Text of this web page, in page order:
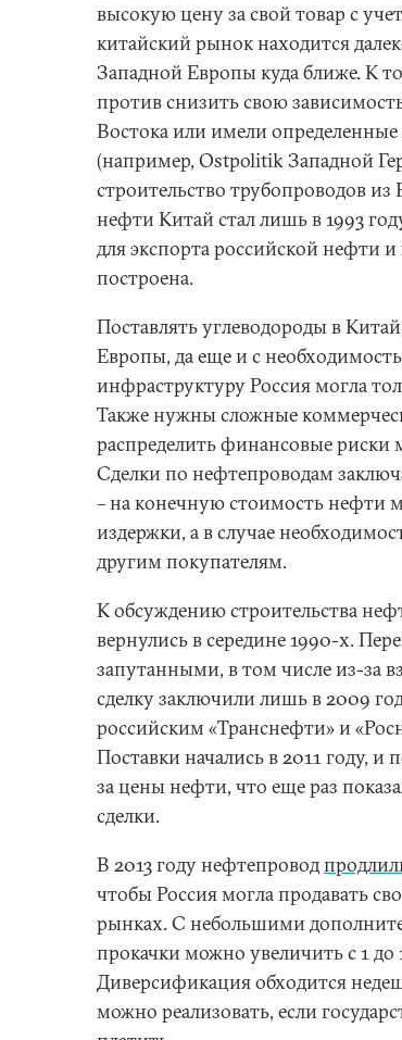
высокую цену за свой товар с
китайский рынок находится
Западной Европы куда ближе. К
против снизить свою
Востока или имели
(например, Ostpolitik Западной
строительство трубопроводов
нефти Китай стал лишь в 1993
для экспорта российской нефти
построена.
Поставлять углеводороды в
Европы, да еще и с
инфраструктуру Россия могла
Также нужны сложные
распределить финансовые
Сделки по нефтепроводам
– на конечную стоимость нефти
издержки, а в случае
другим покупателям.
К обсуждению строительства
вернулись в середине 1990-х.
запутанными, в том числе из-за
сделку заключили лишь в 2009
российским «Транснефти» и
Поставки начались в 2011 году, и
за цены нефти, что еще раз
сделки.
В 2013 году нефтепровод
чтобы Россия могла продавать
рынках. С небольшими
прокачки можно увеличить с 1 до
Диверсификация обходится
можно реализовать, если